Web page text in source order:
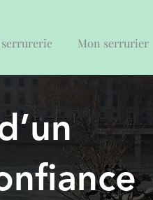
Mon serrurier